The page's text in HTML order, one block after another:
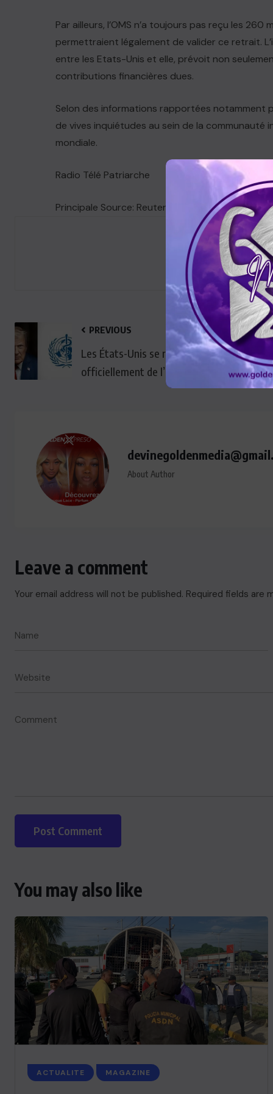
Par ailleurs, l’OMS n’a toujours pas reçu les
permettraient légalement de valider ce retrait.
entre les Etats-Unis et elle, prévoit non
contributions financières dues.
Selon des informations rapportées notamment
de vives inquiétudes au sein de la
mondiale.
Radio Télé Patriarche
Principale Source: Reuters
PREVIOUS
Les États-Unis se retirent
officiellement de l’OMS
About Author
Leave a comment
Your email address will not be published. Required fields are
You may also like
ACTUALITE MAGAZINE
ACTUALITE
de Cuba